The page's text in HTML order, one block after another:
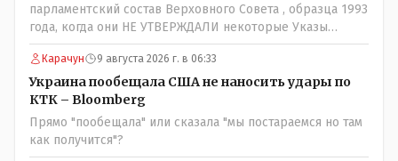
парламентский состав Верховного Совета , образца 1993
года, когда они НЕ УТВЕРЖДАЛИ некоторые Указы
Назарбаева, особенно в части выборов и перевыборов и
некоторых вопросах внутренней политики, и тогда
Назарбай волевым Указом РАСПУСТИЛ этот бунтарский
состав. Имя - Серикболсын Абдильдин вам знакомо -
юывший секретарь ЦК КП Казахстана , впоследствии -
депутат Верховного Совета и Мажлиса и Председатель
партии коммунстов- он в то время и после и причём
Карачун 9 августа 2026 г. в 06:33
Украина пообещала США не наносить удары по
КТК – Bloomberg
Прямо "пообещала" или сказала "мы постараемся но там
как получится"?